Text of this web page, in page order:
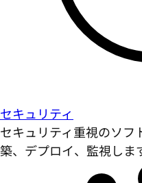
セキュリティ
セキュリティ重視のソフ
築、デプロイ、監視しま